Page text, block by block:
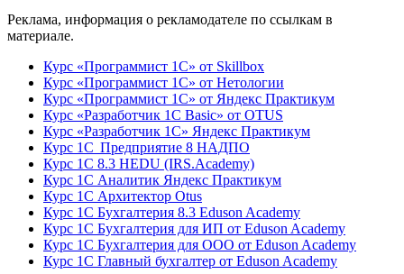
Реклама, информация о рекламодателе по ссылкам в
материале.
Курс «Программист 1С» от Skillbox
Курс «Программист 1С» от Нетологии
Курс «Программист 1С» от Яндекс Практикум
Курс «Разработчик 1С Basic» от OTUS
Курс «Разработчик 1С» Яндекс Практикум
Курс 1С Предприятие 8 НАДПО
Курс 1С 8.3 HEDU (IRS.Academy)
Курс 1С Аналитик Яндекс Практикум
Курс 1С Архитектор Otus
Курс 1С Бухгалтерия 8.3 Eduson Academy
Курс 1С Бухгалтерия для ИП от Eduson Academy
Курс 1С Бухгалтерия для ООО от Eduson Academy
Курс 1С Главный бухгалтер от Eduson Academy